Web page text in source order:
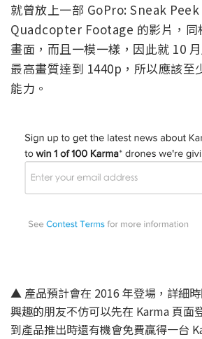
就曾放上一部 GoPro: Sneak
Quadcopter Footage 的影片，同
畫面，而且一模一樣，因此就 10
最高畫質達到 1440p，所以應該至
能力。
▲ 產品預計會在 2016 年登場，詳細
興趣的朋友不仿可以先在 Karma 頁面
到產品推出時還有機會免費贏得一台